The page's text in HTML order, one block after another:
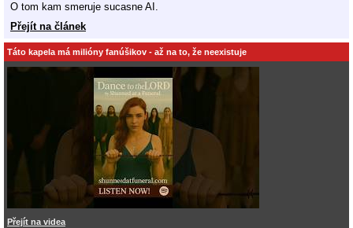
O tom kam smeruje sucasne AI.
Přejít na článek
Táto kapela má milióny fanúšikov - až na to, že neexistuje
Přejít na videa